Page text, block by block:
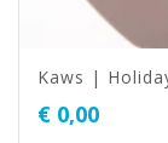
Kaws |
€ 0,00